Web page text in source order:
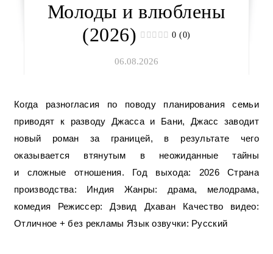
Молоды и влюблены
(2026)
0 (0)
06.08.2026
Когда разногласия по поводу планирования семьи
приводят к разводу Джасса и Бани, Джасс заводит
новый роман за границей, в результате чего
оказывается втянутым в неожиданные тайны
и сложные отношения. Год выхода: 2026 Страна
производства: Индия Жанры: драма, мелодрама,
комедия Режиссер: Дэвид Дхаван Качество видео:
Отличное + без рекламы Язык озвучки: Русский